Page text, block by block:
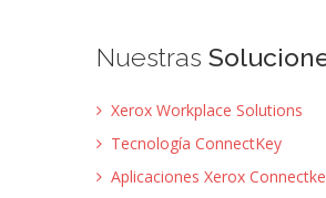
Nuestras
Xerox Workplace Solutions
Tecnología ConnectKey
Aplicaciones Xerox